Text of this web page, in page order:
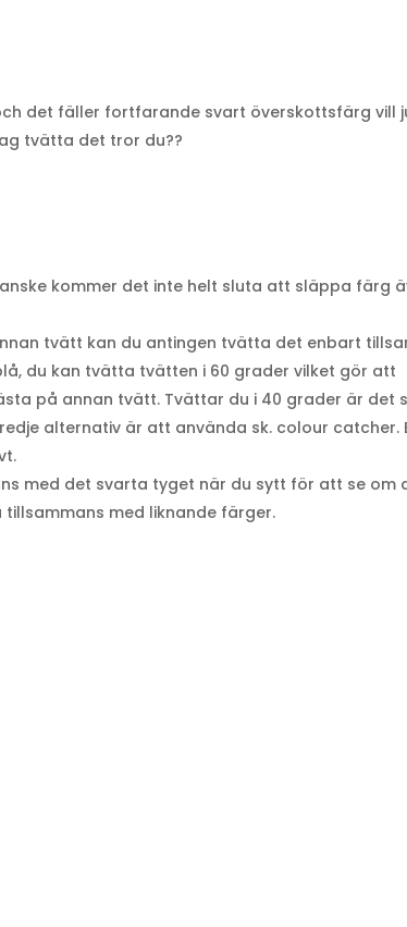
det fäller fortfarande svart överskottsfärg vill
tvätta det tror du??
kommer det inte helt sluta att släppa färg
tvätt kan du antingen tvätta det enbart
du kan tvätta tvätten i 60 grader vilket gör att
på annan tvätt. Tvättar du i 40 grader är det
alternativ är att använda sk. colour catcher.
med det svarta tyget när du sytt för att se om
med liknande färger.